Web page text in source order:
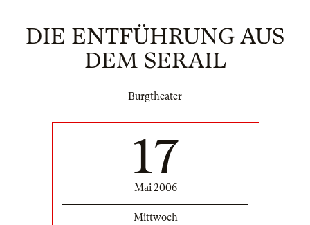
DIE ENTFÜHRUNG AUS
DEM SERAIL
Burgtheater
17
Mai 2006
Mittwoch